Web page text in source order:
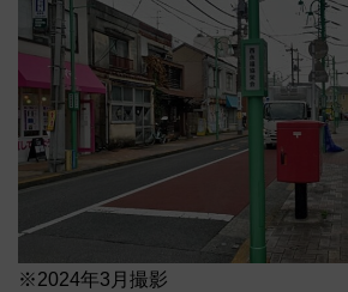
※2024年3月撮影